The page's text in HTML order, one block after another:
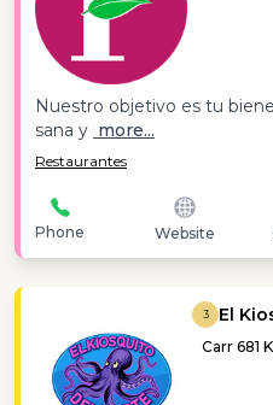
Nuestro objetivo es tu
sana y more...
Restaurantes
Phone Website
3 El
Carr 681